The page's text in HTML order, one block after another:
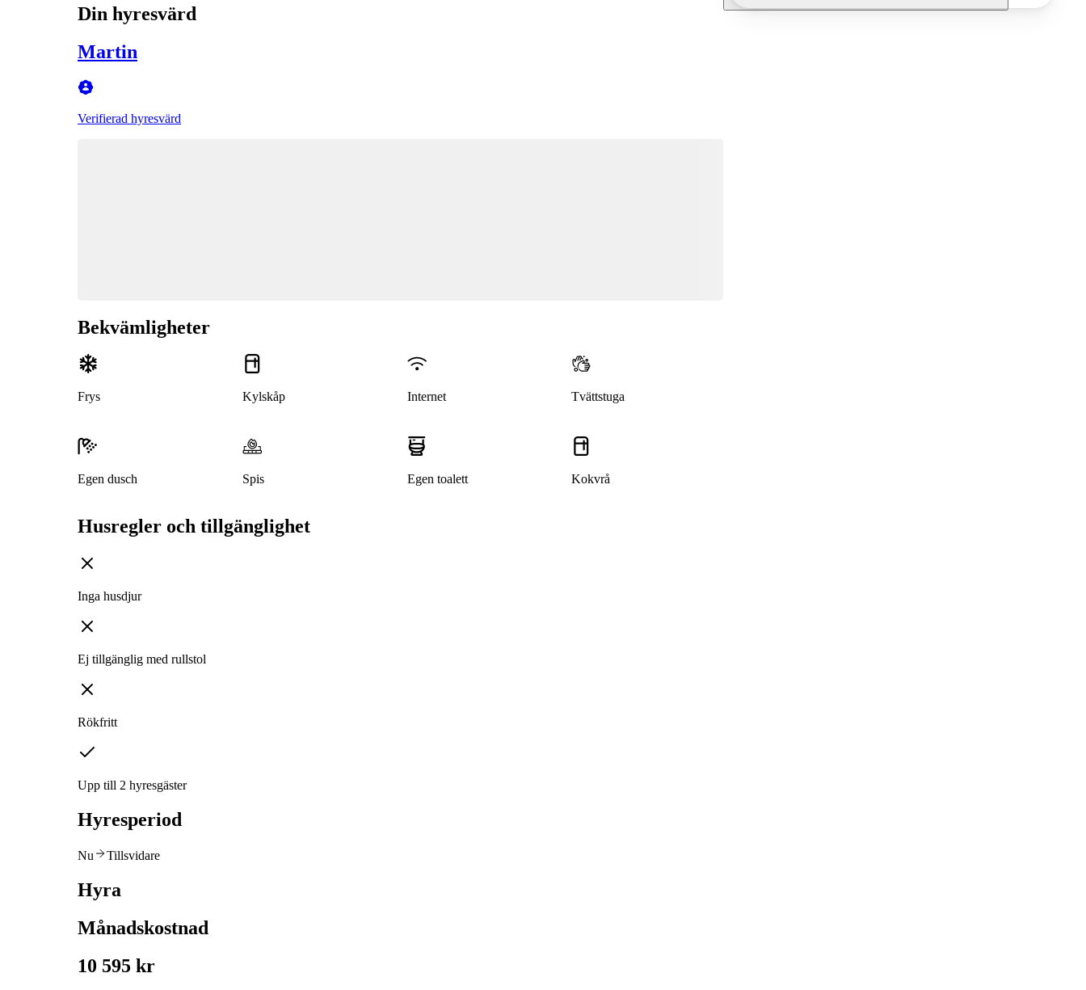
Din hyresvärd
Martin
Verifierad hyresvärd
Bekvämligheter
Frys Kylskåp Internet Tvättstuga
Egen dusch Spis Egen toalett Kokvrå
Husregler och tillgänglighet
Inga husdjur
Ej tillgänglig med rullstol
Rökfritt
Upp till 2 hyresgäster
Hyresperiod
Nu Tillsvidare
Hyra
Månadskostnad
10 595 kr